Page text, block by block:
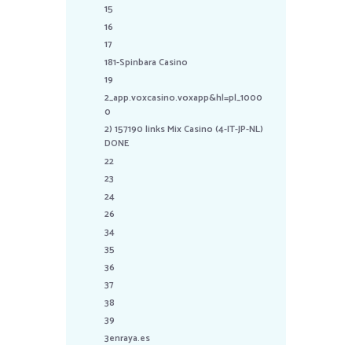
15
16
17
181-Spinbara Casino
19
2_app.voxcasino.voxapp&hl=pl_1000
0
2) 157190 links Mix Casino (4-IT-JP-NL)
DONE
22
23
24
26
34
35
36
37
38
39
3enraya.es